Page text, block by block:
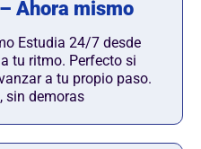
Ahora mismo
Estudia 24/7 desde
tu ritmo. Perfecto si
a tu propio paso.
sin demoras